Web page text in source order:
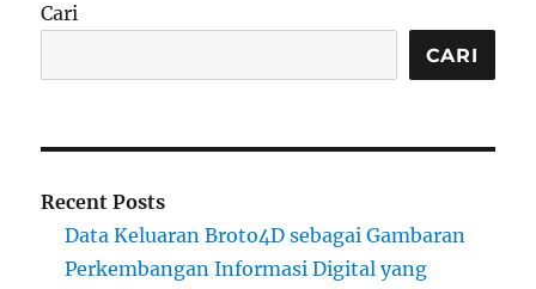
Cari
CARI
Recent Posts
Data Keluaran Broto4D sebagai Gambaran
Perkembangan Informasi Digital yang